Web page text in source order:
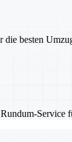
die besten
Service